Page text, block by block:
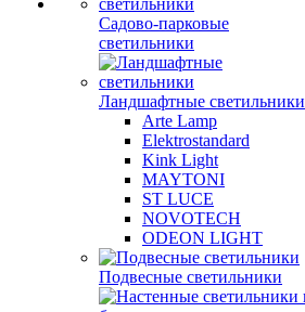
Садово-парковые
светильники
Ландшафтные светильники
Arte Lamp
Elektrostandard
Kink Light
MAYTONI
ST LUCE
NOVOTECH
ODEON LIGHT
Подвесные светильники